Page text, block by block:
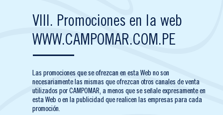
VIII. Promociones en la web
WWW.CAMPOMAR.COM.PE
Las promociones que se ofrezcan en esta Web no son
necesariamente las mismas que ofrezcan otros canales de venta
utilizados por CAMPOMAR, a menos que se señale expresamente en
esta Web o en la publicidad que realicen las empresas para cada
promoción.